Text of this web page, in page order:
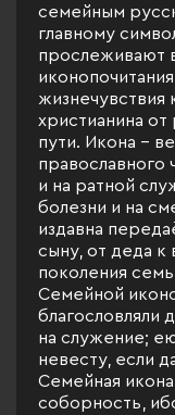
семейным
главному
прослеживают
жизнечувствия
христианина
пути. Икона -
православного
и на ратной
болезни и на
издавна
сыну, от деда к
поколения
Семейной
благословляли
на служение;
невесту, если
Семейная
соборность,